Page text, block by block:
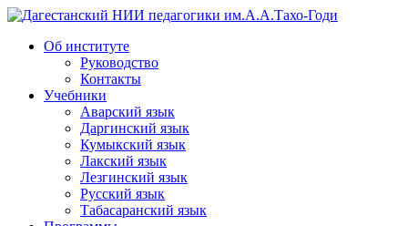
Дагестанский НИИ педагогики им.А.А.Тахо-Годи
Об институте
Руководство
Контакты
Учебники
Аварский язык
Даргинский язык
Кумыкский язык
Лакский язык
Лезгинский язык
Русский язык
Табасаранский язык